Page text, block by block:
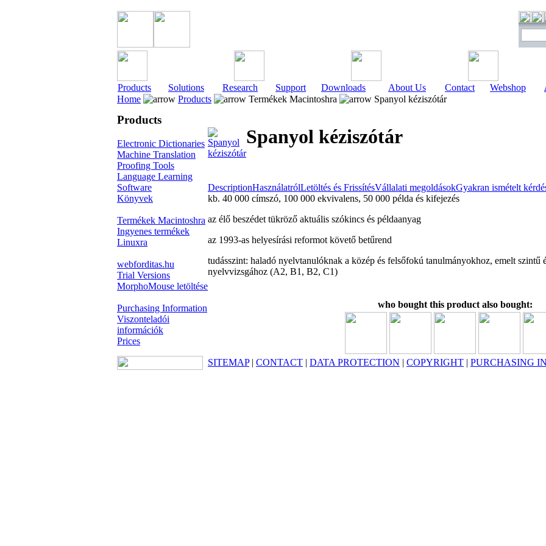
Products Solutions Research Support Downloads About Us Contact Webshop
Home
Products Termékek Macintoshra Spanyol kéziszótár
Products
Electronic Dictionaries
Machine Translation
Proofing Tools
Language Learning
Software
Könyvek
Termékek Macintoshra
Ingyenes termékek
Linuxra
webforditas.hu
Trial Versions
MorphoMouse letöltése
Purchasing Information
Viszonteladói
információk
Prices
Spanyol kéziszótár
DescriptionHasználatrólLetöltés és FrissítésVállalati megoldásokGyakran ismételt
kb. 40 000 címszó, 100 000 ekvivalens, 50 000 példa és kifejezés
az élő beszédet tükröző aktuális szókincs és példaanyag
az 1993-as helyesírási reformot követő betűrend
tudásszint: haladó nyelvtanulóknak a közép és felsőfokú tanulmányokhoz, emelt szintű
nyelvvizsgához (A2, B1, B2, C1)
who bought this product also bought:
SITEMAP| CONTACT | DATA PROTECTION | COPYRIGHT | PURCHASING